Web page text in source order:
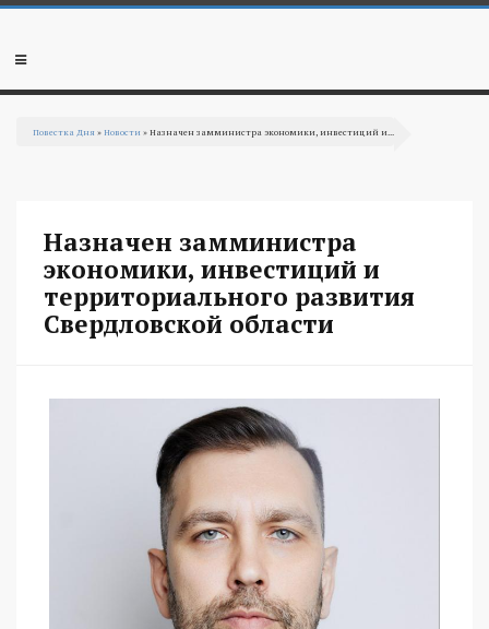
Перейти к основному содержанию
Мобильное
Повестка Дня »Новости » Назначен замминистра экономики, инвестиций и...
Назначен замминистра
экономики, инвестиций и
территориального развития
Свердловской области